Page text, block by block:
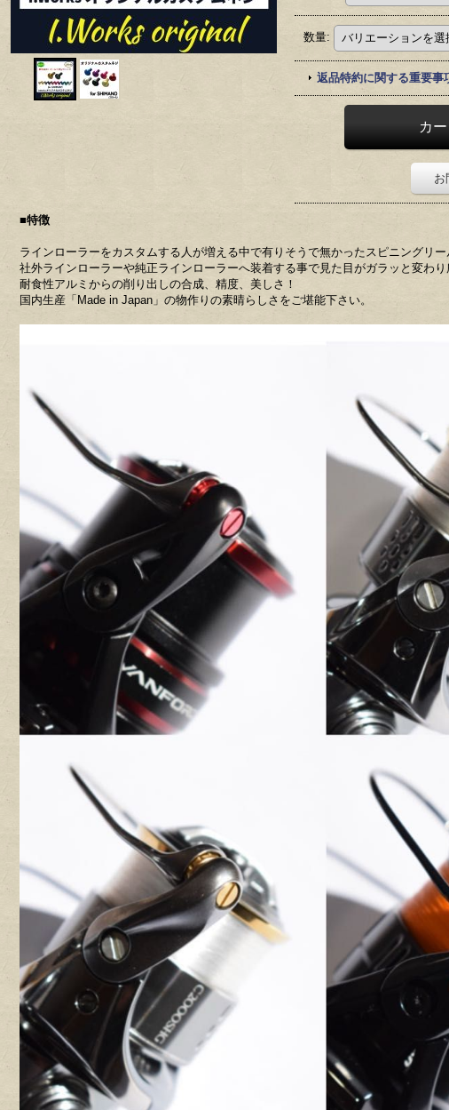
数量:
返品特約に関する重要事
お
■特徴
ラインローラーをカスタムする人が増える中で有りそうで無かったスピニングリー
社外ラインローラーや純正ラインローラーへ装着する事で見た目がガラッと変わり
耐食性アルミからの削り出しの合成、精度、美しさ！
国内生産「Made in Japan」の物作りの素晴らしさをご堪能下さい。